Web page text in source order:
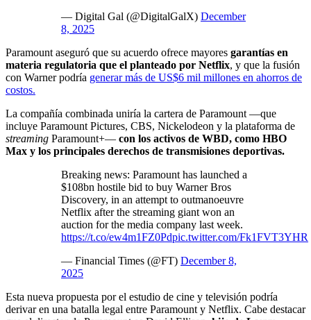
— Digital Gal (@DigitalGalX) December
8, 2025
Paramount aseguró que su acuerdo ofrece mayores garantías en
materia regulatoria que el planteado por Netflix, y que la fusión
con Warner podría generar más de US$6 mil millones en ahorros de
costos.
La compañía combinada uniría la cartera de Paramount —que
incluye Paramount Pictures, CBS, Nickelodeon y la plataforma de
streaming Paramount+— con los activos de WBD, como HBO
Max y los principales derechos de transmisiones deportivas.
Breaking news: Paramount has launched a
$108bn hostile bid to buy Warner Bros
Discovery, in an attempt to outmanoeuvre
Netflix after the streaming giant won an
auction for the media company last week.
https://t.co/ew4m1FZ0Pdpic.twitter.com/Fk1FVT3YHR
— Financial Times (@FT) December 8,
2025
Esta nueva propuesta por el estudio de cine y televisión podría
derivar en una batalla legal entre Paramount y Netflix. Cabe destacar